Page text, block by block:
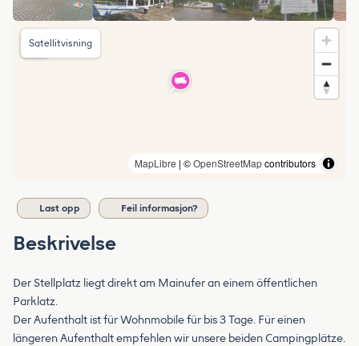
MapLibre | ©OpenStreetMapcontributors
Satellitvisning
Last opp Feil informasjon?
Beskrivelse
Der Stellplatz liegt direkt am Mainufer an einem öffentlichen
Parklatz.
Der Aufenthalt ist für Wohnmobile für bis 3 Tage. Für einen
längeren Aufenthalt empfehlen wir unsere beiden Campingplätze.